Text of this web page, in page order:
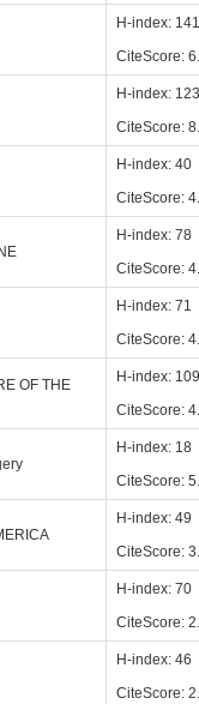
H-index: 141
CiteScore:
H-index: 123
CiteScore:
H-index: 40
CiteScore:
H-index: 78
CiteScore:
H-index: 71
CiteScore:
OF THE
H-index: 109
CiteScore:
H-index: 18
CiteScore:
H-index: 49
CiteScore:
H-index: 70
CiteScore:
H-index: 46
CiteScore: